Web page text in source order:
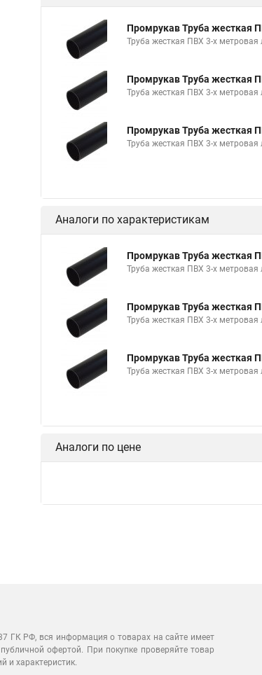
Промрукав Труба жесткая
Труба жесткая ПВХ 3-х
Промрукав Труба жесткая
Труба жесткая ПВХ 3-х
Промрукав Труба жесткая
Труба жесткая ПВХ 3-х
Аналоги по характеристикам
Промрукав Труба жесткая
Труба жесткая ПВХ 3-х
Промрукав Труба жесткая
Труба жесткая ПВХ 3-х
Промрукав Труба жесткая
Труба жесткая ПВХ 3-х
Аналоги по цене
ГК РФ, вся информация о товарах на сайте имеет
офертой. При покупке проверяйте товар
и характеристик.